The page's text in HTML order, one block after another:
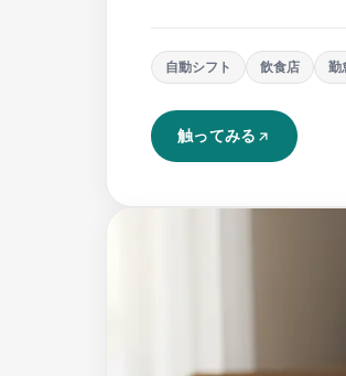
自動シフト 飲食店 勤
触ってみる